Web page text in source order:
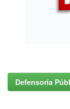
Defensoría